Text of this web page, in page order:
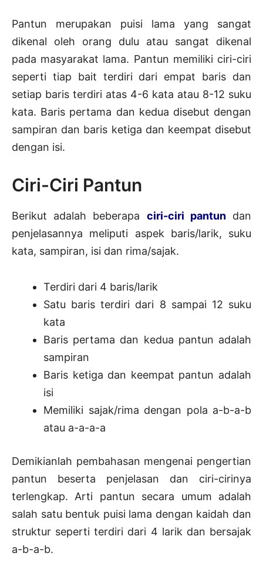
Pantun merupakan puisi lama yang sangat
dikenal oleh orang dulu atau sangat dikenal
pada masyarakat lama. Pantun memiliki ciri-ciri
seperti tiap bait terdiri dari empat baris dan
setiap baris terdiri atas 4-6 kata atau 8-12 suku
kata. Baris pertama dan kedua disebut dengan
sampiran dan baris ketiga dan keempat disebut
dengan isi.
Ciri-Ciri Pantun
Berikut adalah beberapa ciri-ciri pantundan
penjelasannya meliputi aspek baris/larik, suku
kata, sampiran, isi dan rima/sajak.
Terdiri dari 4 baris/larik
Satu baris terdiri dari 8 sampai 12 suku
kata
Baris pertama dan kedua pantun adalah
sampiran
Baris ketiga dan keempat pantun adalah
isi
Memiliki sajak/rima dengan pola a-b-a-b
atau a-a-a-a
Demikianlah pembahasan mengenai pengertian
pantun beserta penjelasan dan ciri-cirinya
terlengkap. Arti pantun secara umum adalah
salah satu bentuk puisi lama dengan kaidah dan
struktur seperti terdiri dari 4 larik dan bersajak
a-b-a-b.